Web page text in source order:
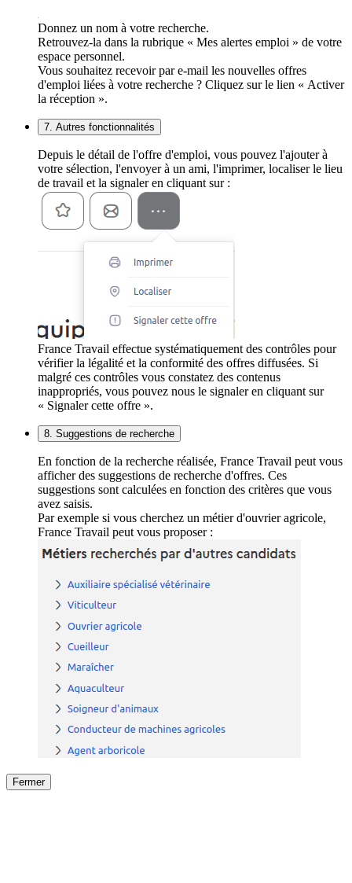
Donnez un nom à votre recherche.
Retrouvez-la dans la rubrique « Mes alertes emploi » de votre
espace personnel.
Vous souhaitez recevoir par e-mail les nouvelles offres
d'emploi liées à votre recherche ? Cliquez sur le lien « Activer
la réception ».
7. Autres fonctionnalités
Depuis le détail de l'offre d'emploi, vous pouvez l'ajouter à
votre sélection, l'envoyer à un ami, l'imprimer, localiser le lieu
de travail et la signaler en cliquant sur :
France Travail effectue systématiquement des contrôles pour
vérifier la légalité et la conformité des offres diffusées. Si
malgré ces contrôles vous constatez des contenus
inappropriés, vous pouvez nous le signaler en cliquant sur
« Signaler cette offre ».
8. Suggestions de recherche
En fonction de la recherche réalisée, France Travail peut vous
afficher des suggestions de recherche d'offres. Ces
suggestions sont calculées en fonction des critères que vous
avez saisis.
Par exemple si vous cherchez un métier d'ouvrier agricole,
France Travail peut vous proposer :
Fermer